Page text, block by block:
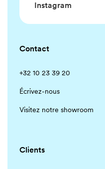
Instagram
Contact
+32 10 23 39 20
Écrivez-nous
Visitez notre showroom
Clients